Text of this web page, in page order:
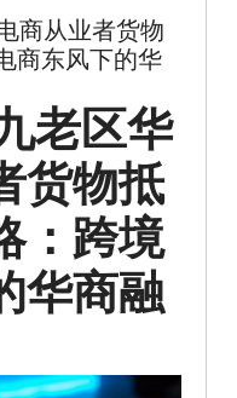
商从业者货物
商东风下的华
老区华
货物抵
：跨境
华商融